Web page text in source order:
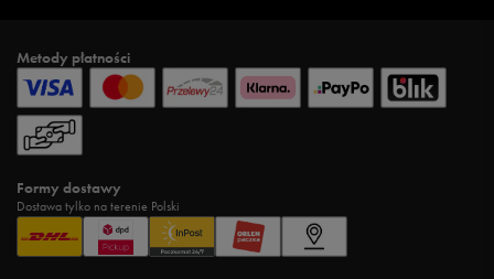
Metody płatności
Formy dostawy
Dostawa tylko na terenie Polski